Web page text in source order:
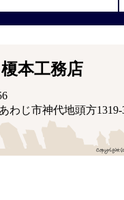
榎本工務店
わじ市神代地頭方1319-